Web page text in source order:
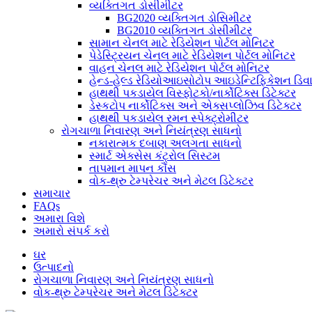
વ્યક્તિગત ડોસીમીટર
BG2020 વ્યક્તિગત ડોસિમીટર
BG2010 વ્યક્તિગત ડોસીમીટર
સામાન ચેનલ માટે રેડિયેશન પોર્ટલ મોનિટર
પેડેસ્ટ્રિયન ચેનલ માટે રેડિયેશન પોર્ટલ મોનિટર
વાહન ચેનલ માટે રેડિયેશન પોર્ટલ મોનિટર
હેન્ડ-હેલ્ડ રેડિયોઆઇસોટોપ આઇડેન્ટિફિકેશન
હાથથી પકડાયેલ વિસ્ફોટકો/નાર્કોટિક્સ ડિટેક્ટર
ડેસ્કટોપ નાર્કોટિક્સ અને એક્સપ્લોઝિવ ડિટેક્ટર
હાથથી પકડાયેલ રમન સ્પેક્ટ્રોમીટર
રોગચાળા નિવારણ અને નિયંત્રણ સાધનો
નકારાત્મક દબાણ અલગતા સાધનો
સ્માર્ટ એક્સેસ કંટ્રોલ સિસ્ટમ
તાપમાન માપન કૌંસ
વોક-થ્રુ ટેમ્પરેચર અને મેટલ ડિટેક્ટર
સમાચાર
FAQs
અમારા વિશે
અમારો સંપર્ક કરો
ઘર
ઉત્પાદનો
રોગચાળા નિવારણ અને નિયંત્રણ સાધનો
વોક-થ્રુ ટેમ્પરેચર અને મેટલ ડિટેક્ટર